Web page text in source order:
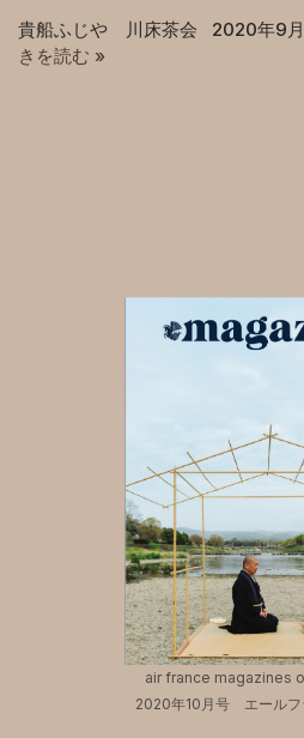
貴船ふじや 川床茶会 2020年9
きを読む »
air france magazines
2020年10月号 エールフ